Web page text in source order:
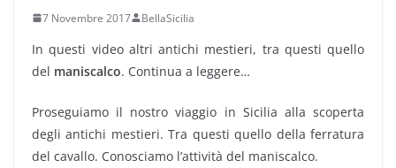
7 Novembre 2017 BellaSicilia
In questi video altri antichi mestieri, tra questi quello
del maniscalco. Continua a leggere…
Proseguiamo il nostro viaggio in Sicilia alla scoperta
degli antichi mestieri. Tra questi quello della ferratura
del cavallo. Conosciamo l’attività del maniscalco.